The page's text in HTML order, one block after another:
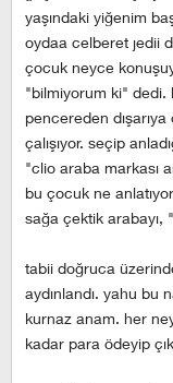
yaşındaki yiğenim
oydaa celberet jedii
çocuk neyce
"bilmiyorum ki" dedi.
pencereden
çalışıyor. seçip
"clio araba markası
bu çocuk ne
sağa çektik arabayı,
tabii doğruca
aydınlandı. yahu bu
kurnaz anam. her
kadar para ödeyip